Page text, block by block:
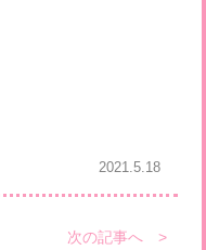
2021.5.18
次の記事へ >